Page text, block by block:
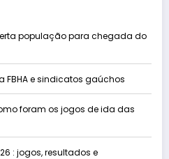
população para chegada do
FBHA e sindicatos gaúchos
foram os jogos de ida das
: jogos, resultados e